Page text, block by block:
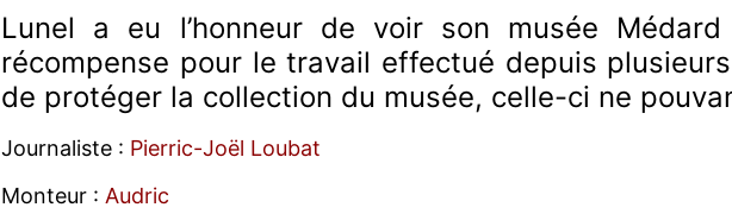
Lunel a eu l’honneur de voir son musée
récompense pour le travail effectué depuis
de protéger la collection du musée, celle-ci ne
Journaliste : Pierric-Joël Loubat
Monteur : Audric